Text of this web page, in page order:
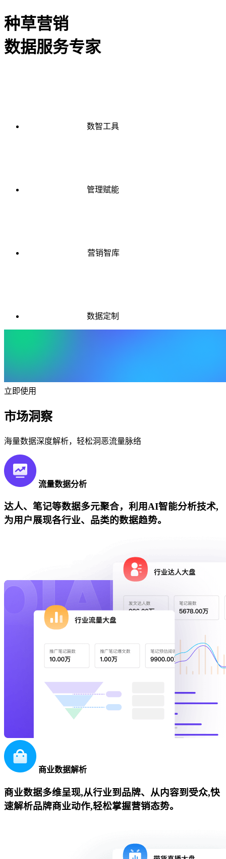
种草营销
数据服务专家
数智工具
管理赋能
营销智库
数据定制
立即使用
市场洞察
海量数据深度解析，轻松洞恶流量脉络
流量数据分析
达人、笔记等数据多元聚合，利用AI智能分析技术,
为用户展现各行业、品类的数据趋势。
商业数据解析
商业数据多维呈现,从行业到品牌、从内容到受众,快
速解析品牌商业动作,轻松掌握营销态势。